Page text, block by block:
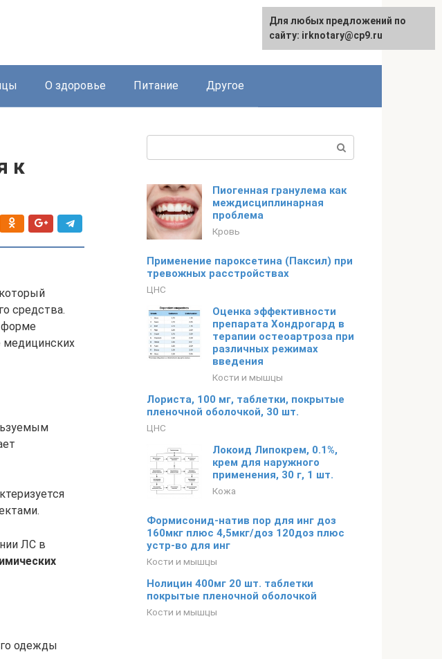
О здоровье Питание Другое
к
средства.
форме
медицинских
ЛС в
одежды
Пиогенная гранулема как
междисциплинарная
проблема
Кровь
Применение пароксетина (Паксил) при
тревожных расстройствах
ЦНС
Оценка эффективности
препарата Хондрогард в
терапии остеоартроза при
различных режимах
введения
Кости и мышцы
Лориста, 100 мг, таблетки, покрытые
пленочной оболочкой, 30 шт.
ЦНС
Локоид Липокрем, 0.1%,
крем для наружного
применения, 30 г, 1 шт.
Кожа
Формисонид-натив пор для инг доз
160мкг плюс 4,5мкг/доз 120доз плюс
устр-во для инг
Кости и мышцы
Нолицин 400мг 20 шт. таблетки
покрытые пленочной оболочкой
Кости и мышцы
Для любых предложений по
сайту: irknotary@cp9.ru